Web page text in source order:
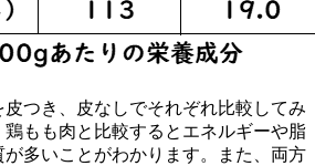
つき、皮なしでそれぞれ比較してみ
鶏もも肉と比較するとエネルギーや脂
多いことがわかります。また、両方